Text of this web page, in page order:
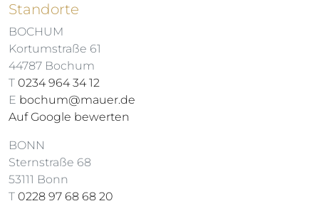
Standorte
BOCHUM
Kortumstraße 61
44787 Bochum
T 0234 964 34 12
E bochum@mauer.de
Auf Google bewerten
BONN
Sternstraße 68
53111 Bonn
T 0228 97 68 68 20